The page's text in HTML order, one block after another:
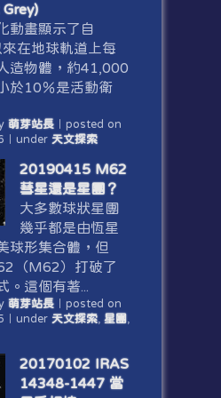
動畫顯示了自
在地球軌道上每
造物體，約41,000
於10％是活動衛
萌芽站長｜ posted on
under 天文探索
20190415 M62
彗星還是星團？
大多數球狀星團
幾乎都是由恆星
球形集合體，但
（M62）打破了
。這個有著...
萌芽站長｜ posted on
under 天文探索, 星團,
20170102 IRAS
14348-1447 當